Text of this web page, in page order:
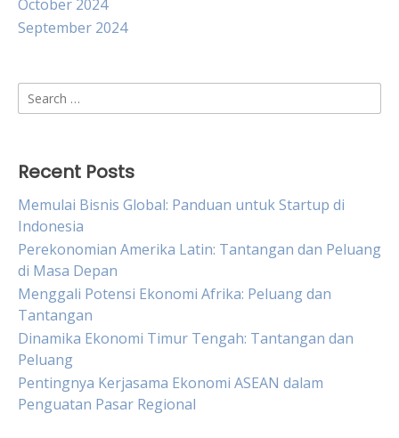
October 2024
September 2024
Search
for:
Recent Posts
Memulai Bisnis Global: Panduan untuk Startup di
Indonesia
Perekonomian Amerika Latin: Tantangan dan Peluang
di Masa Depan
Menggali Potensi Ekonomi Afrika: Peluang dan
Tantangan
Dinamika Ekonomi Timur Tengah: Tantangan dan
Peluang
Pentingnya Kerjasama Ekonomi ASEAN dalam
Penguatan Pasar Regional